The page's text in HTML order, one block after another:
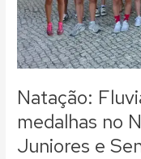
Natação:
medalhas no
Juniores e
e
Seniores
no
Jamor